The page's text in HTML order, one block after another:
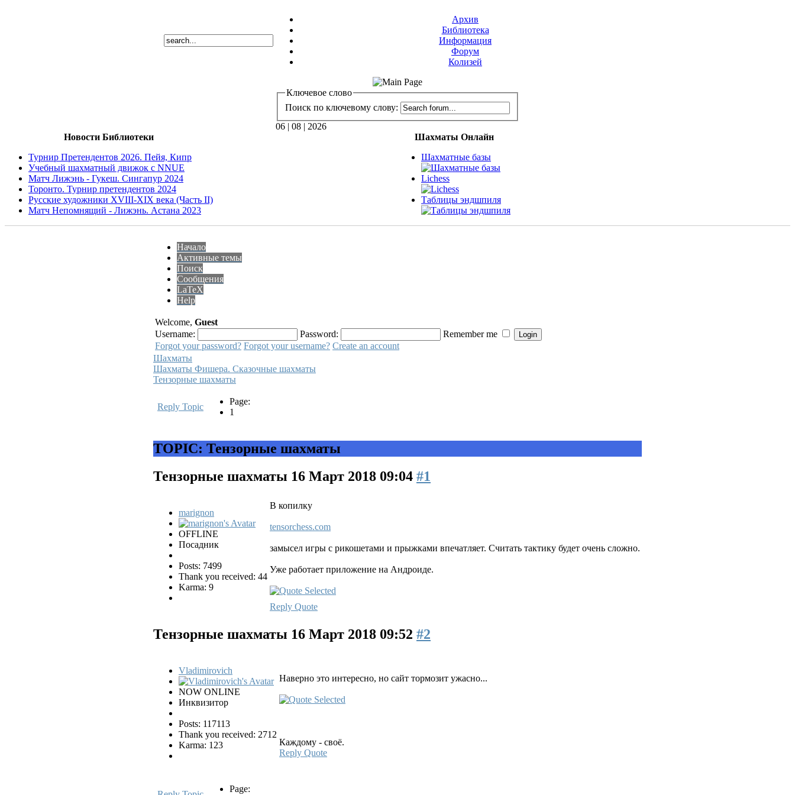
Архив
Библиотека
Информация
Форум
Колизей
Ключевое слово
Поиск по ключевому слову:
06 | 08 | 2026
Новости Библиотеки
Турнир Претендентов 2026. Пейя, Кипр
Учебный шахматный движок с NNUE
Матч Лижэнь - Гукеш. Сингапур 2024
Торонто. Турнир претендентов 2024
Русские художники XVIII-XIX века (Часть II)
Матч Непомнящий - Лижэнь. Астана 2023
Шахматы Онлайн
Шахматные базы
Lichess
Таблицы эндшпиля
Начало
Активные темы
Поиск
Сообщения
LaTeX
Help
Welcome, Guest
Username:
Password:
Remember me
Forgot your password? Forgot your username? Create an account
Шахматы
Шахматы Фишера. Сказочные шахматы
Тензорные шахматы
Reply Topic
Page:
1
TOPIC: Тензорные шахматы
Тензорные шахматы 16 Март 2018 09:04 #1
marignon
OFFLINE
Посадник
Posts: 7499
Thank you received: 44
Karma: 9
В копилку
tensorchess.com
замысел игры с рикошетами и прыжками впечатляет. Считать тактику будет очень сложно.
Уже работает приложение на Андроиде.
Reply Quote
Тензорные шахматы 16 Март 2018 09:52 #2
Vladimirovich
NOW ONLINE
Инквизитор
Posts: 117113
Thank you received: 2712
Karma: 123
Наверно это интересно, но сайт тормозит ужасно...
Каждому - своё.
Reply Quote
Page: